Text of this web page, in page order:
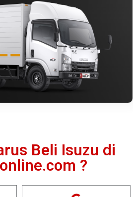
Beli Isuzu di
?